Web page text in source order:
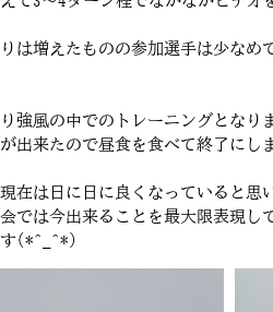
は増えたものの参加選手は少な
強風の中でのトレーニングとな
出来たので昼食を食べて終了にし
在は日に日に良くなっていると思
では今出来ることを最大限表現し
す(*^_^*)